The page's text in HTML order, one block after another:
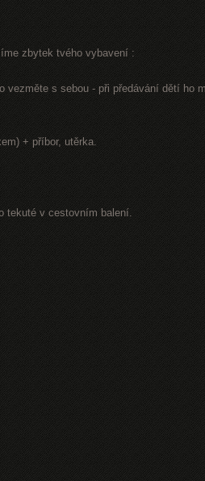
zbytek tvého vybavení :
vezměte s sebou - při předávání dětí ho
+ příbor, utěrka.
tekuté v cestovním balení.